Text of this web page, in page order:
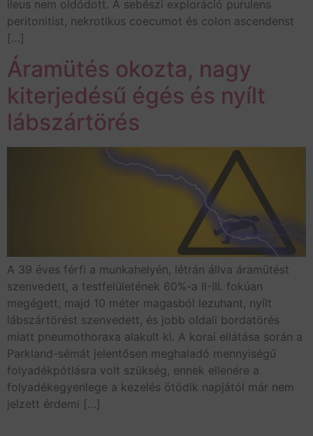
ileus nem oldódott. A sebészi exploráció purulens
peritonitist, nekrotikus coecumot és colon ascendenst
[…]
Áramütés okozta, nagy
kiterjedésű égés és nyílt
lábszártörés
A 39 éves férfi a munkahelyén, létrán állva áramütést
szenvedett, a testfelületének 60%-a II-III. fokúan
megégett, majd 10 méter magasból lezuhant, nyílt
lábszártörést szenvedett, és jobb oldali bordatörés
miatt pneumothoraxa alakult ki. A korai ellátása során a
Parkland-sémát jelentősen meghaladó mennyiségű
folyadékpótlásra volt szükség, ennek ellenére a
folyadékegyenlege a kezelés ötödik napjától már nem
jelzett érdemi […]